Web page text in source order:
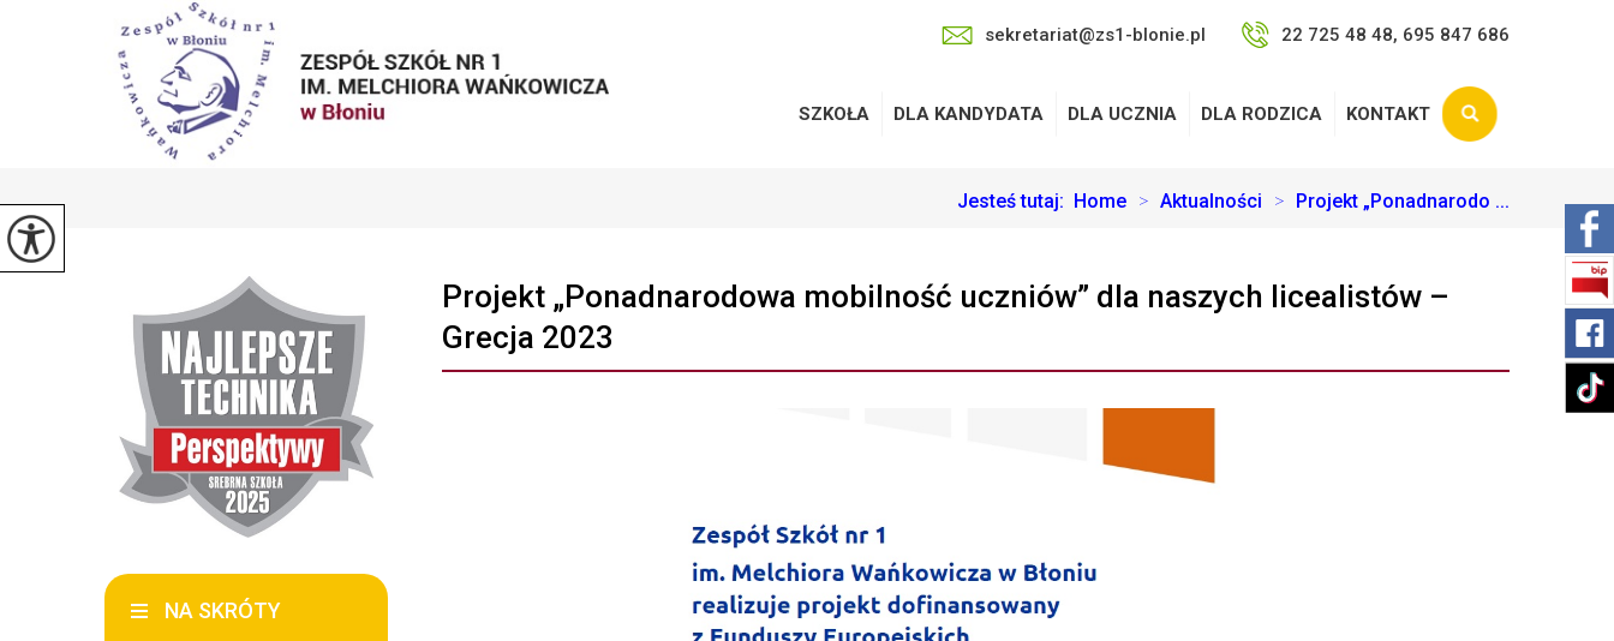
sekretariat@zs1-blonie.pl 22 725 48 48, 695 847 686
SZKOŁA DLA KANDYDATA DLA UCZNIA DLA RODZICA KONTAKT
Jesteś tutaj: Home > Aktualności > Projekt „Ponadnarodo ...
Projekt „Ponadnarodowa mobilność uczniów” dla naszych licealistów –
Grecja 2023
NA SKRÓTY